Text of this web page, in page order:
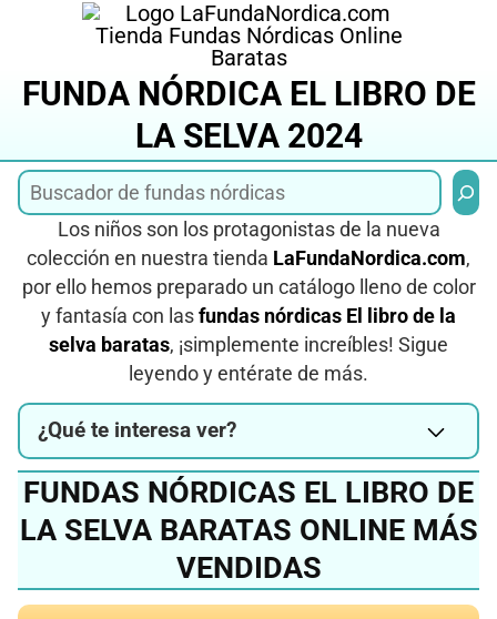
FUNDA NÓRDICA EL LIBRO DE
LA SELVA 2024
Los niños son los protagonistas de la nueva
colección en nuestra tienda LaFundaNordica.com,
por ello hemos preparado un catálogo lleno de color
y fantasía con las fundas nórdicas El libro de la
selva baratas, ¡simplemente increíbles! Sigue
leyendo y entérate de más.
¿Qué te interesa ver?
FUNDAS NÓRDICAS EL LIBRO DE
LA SELVA BARATAS ONLINE MÁS
VENDIDAS